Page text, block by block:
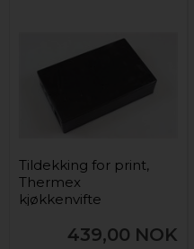
Tildekking for print,
Thermex
kjøkkenvifte
439,00 NOK